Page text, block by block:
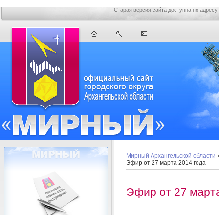
Старая версия сайта доступна по адресу
Мирный Архангельской области
Эфир от 27 марта 2014 года
Эфир от 27